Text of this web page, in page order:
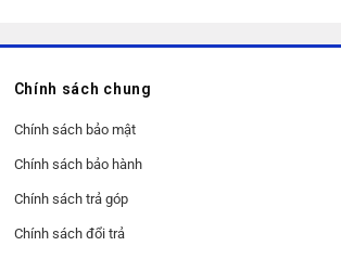
Chính sách chung
Chính sách bảo mật
Chính sách bảo hành
Chính sách trả góp
Chính sách đổi trả